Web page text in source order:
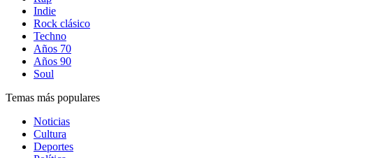
Indie
Rock clásico
Techno
Años 70
Años 90
Soul
Temas más populares
Noticias
Cultura
Deportes